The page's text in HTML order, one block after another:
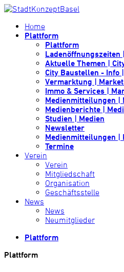
Home
Plattform
Plattform
Ladenöffnungszeiten
Aktuelle Themen |
City Baustellen - Info
Vermarktung |
Immo & Services |
Medienmitteilungen |
Medienberichte |
Studien | Medien
Newsletter
Medienmitteilungen |
Termine
Verein
Verein
Mitgliedschaft
Organisation
Geschäftsstelle
News
News
Neumitglieder
Plattform
Plattform